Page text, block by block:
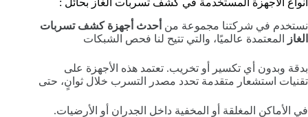
أنواع الأجهزة المستخدمة في كشف تسربات الغاز بحائل :
نستخدم في شركتنا مجموعة من أحدث أجهزة كشف تسربات
الغاز
المعتمدة عالميًا، والتي تتيح لنا فحص الشبكات
بدقة وبدون أي تكسير أو تخريب. تعتمد هذه الأجهزة على
تقنيات استشعار متقدمة تحدد مصدر التسرب خلال ثوانٍ، حتى
في الأماكن المغلقة أو المخفية داخل الجدران أو الأرضيات.